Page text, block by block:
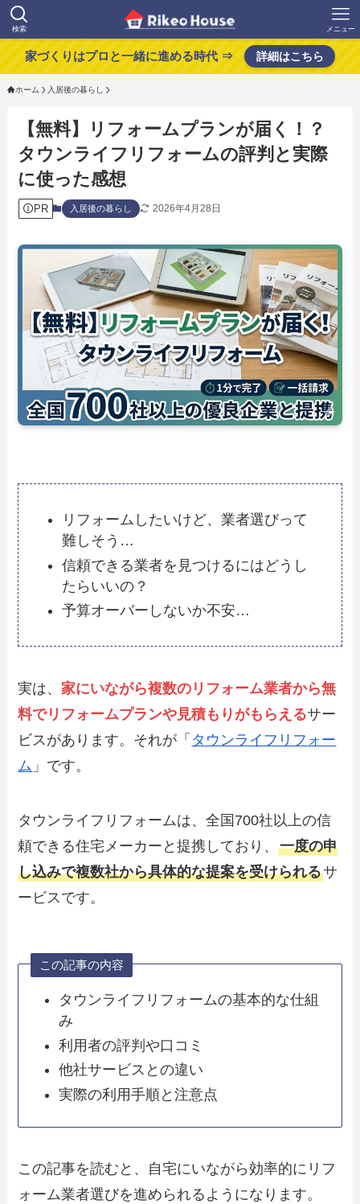
検索 メニュー
家づくりはプロと一緒に進める時代 ⇒ 詳細はこちら
ホーム 入居後の暮らし
【無料】リフォームプランが届く！？
タウンライフリフォームの評判と実際
に使った感想
PR 入居後の暮らし 2026年4月28日
リフォームしたいけど、業者選びって
難しそう…
信頼できる業者を見つけるにはどうし
たらいいの？
予算オーバーしないか不安…
実は、家にいながら複数のリフォーム業者から無
料でリフォームプランや見積もりがもらえるサー
ビスがあります。それが「 タウンライフリフォー
ム 」です。
タウンライフリフォームは、全国700社以上の信
頼できる住宅メーカーと提携しており、一度の申
し込みで複数社から具体的な提案を受けられるサ
ービスです。
この記事の内容
タウンライフリフォームの基本的な仕組
み
利用者の評判や口コミ
他社サービスとの違い
実際の利用手順と注意点
この記事を読むと、自宅にいながら効率的にリフ
ォーム業者選びを進められるようになります。